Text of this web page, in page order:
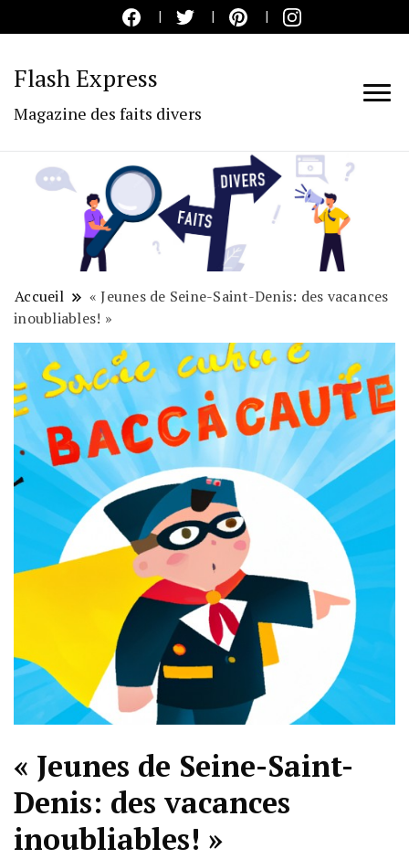
Flash Express
Magazine des faits divers
Accueil
« Jeunes de Seine-Saint-Denis: des vacances
inoubliables! »
« Jeunes de Seine-Saint-
Denis: des vacances
inoubliables! »